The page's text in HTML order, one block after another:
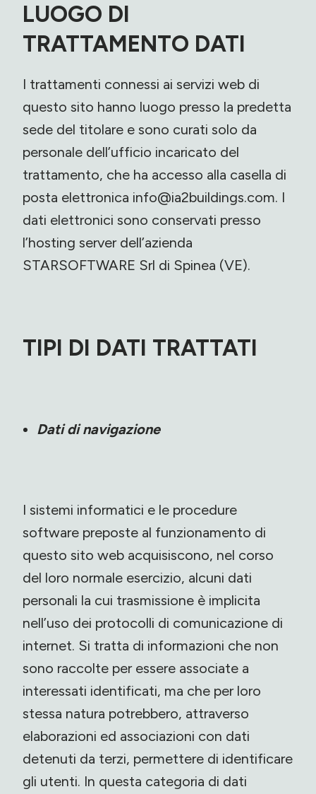
LUOGO DI
TRATTAMENTO DATI
I trattamenti connessi ai servizi web di
questo sito hanno luogo presso la predetta
sede del titolare e sono curati solo da
personale dell’ufficio incaricato del
trattamento, che ha accesso alla casella di
posta elettronica info@ia2buildings.com. I
dati elettronici sono conservati presso
l’hosting server dell’azienda
STARSOFTWARE Srl di Spinea (VE).
TIPI DI DATI TRATTATI
Dati di navigazione
I sistemi informatici e le procedure
software preposte al funzionamento di
questo sito web acquisiscono, nel corso
del loro normale esercizio, alcuni dati
personali la cui trasmissione è implicita
nell’uso dei protocolli di comunicazione di
internet. Si tratta di informazioni che non
sono raccolte per essere associate a
interessati identificati, ma che per loro
stessa natura potrebbero, attraverso
elaborazioni ed associazioni con dati
detenuti da terzi, permettere di identificare
gli utenti. In questa categoria di dati